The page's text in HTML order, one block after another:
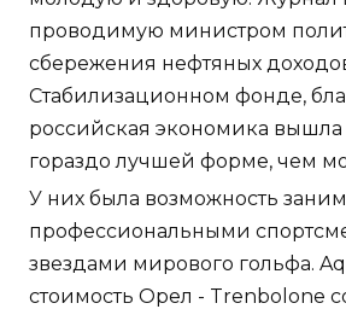
проводимую министром
сбережения нефтяных
Стабилизационном фонде,
российская экономика вышла
гораздо лучшей форме, чем
У них была возможность
профессиональными
звездами мирового гольфа.
стоимость Орел - Trenbolone